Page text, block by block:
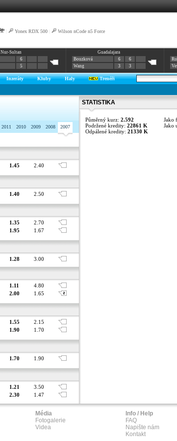
Yonex RDX 500 Wilson nCode n5 Force
Nur-Sultan
6
5
Guadalajara
Bouzková
6
6
Wang
3 3
Inzeráty Kluby Haly
Trenéři
2011 2010 2009 2008 2007
1.45 2.40
1.40 2.50
1.35 2.70
1.95 1.67
1.28 3.00
1.11 4.80
2.00 1.65
1.55 2.15
1.90 1.70
1.70 1.90
1.21 3.50
2.30 1.47
STATISTIKA
Půměrný kurz: 2.592
Podržené kredity: 22861 K
Odpálené kredity: 21330 K
Jako
Jako
Média
Fotogalerie
Videa
Info / Help
FAQ
Napište nám
Kontakt